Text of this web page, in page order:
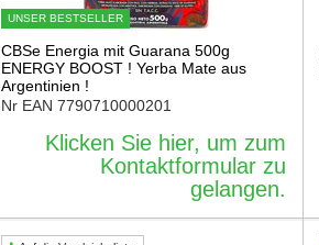
UNSER BESTSELLER
CBSe Energia mit Guarana 500g
ENERGY BOOST ! Yerba Mate aus
Argentinien !
Nr EAN 7790710000201
Klicken Sie hier, um zum
Kontaktformular zu
gelangen.